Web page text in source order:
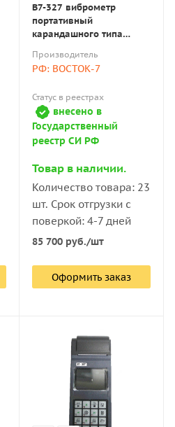
В7-327 виброметр
портативный
карандашного типа
Производитель
РФ: ВОСТОК-7
Статус в реестрах
внесено в
Государственный
реестр СИ РФ
Товар в наличии.
Количество товара: 23
шт. Срок отгрузки с
поверкой: 4-7 дней
85 700руб./шт
Оформить заказ